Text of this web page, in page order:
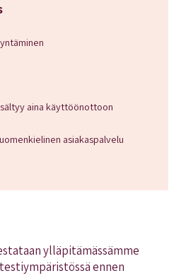
aina käyttöönottoon
asiakaspalvelu
ylläpitämässämme
ennen